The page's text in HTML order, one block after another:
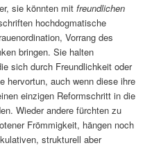
sie könnten mitfreundlichen
hochdogmatische
Vorrang des
bringen. Sie halten
sich durch Freundlichkeit oder
hervortun, auch wenn diese ihre
einzigen Reformschritt in die
Wieder andere fürchten zu
Frömmigkeit, hängen noch
strukturell aber